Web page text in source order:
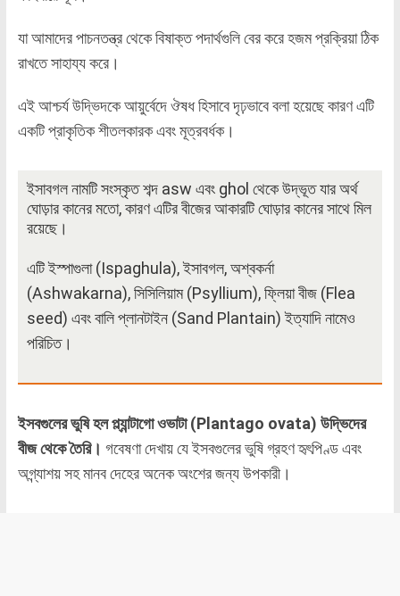
যা আমাদের পাচনতন্ত্র থেকে বিষাক্ত পদার্থগুলি বের করে হজম প্রক্রিয়া ঠিক
রাখতে সাহায্য করে।
এই আশ্চর্য উদ্ভিদকে আয়ুর্বেদে ঔষধ হিসাবে দৃঢ়ভাবে বলা হয়েছে কারণ এটি
একটি প্রাকৃতিক শীতলকারক এবং মূত্রবর্ধক।
ইসাবগল নামটি সংস্কৃত শব্দ asw এবং ghol থেকে উদ্ভূত যার অর্থ
ঘোড়ার কানের মতো, কারণ এটির বীজের আকারটি ঘোড়ার কানের সাথে মিল
রয়েছে।
এটি ইস্পাগুলা (Ispaghula), ইসাবগল, অশ্বকর্না
(Ashwakarna), সিসিলিয়াম (Psyllium), ফ্লিয়া বীজ (Flea
seed) এবং বালি প্লানটাইন (Sand Plantain) ইত্যাদি নামেও
পরিচিত।
ইসবগুলের ভুষি হল প্ল্যান্টাগো ওভাটা (Plantago ovata) উদ্ভিদের
বীজ থেকে তৈরি। গবেষণা দেখায় যে ইসবগুলের ভুষি গ্রহণ হৃৎপিণ্ড এবং
অগ্ন্যাশয় সহ মানব দেহের অনেক অংশের জন্য উপকারী।